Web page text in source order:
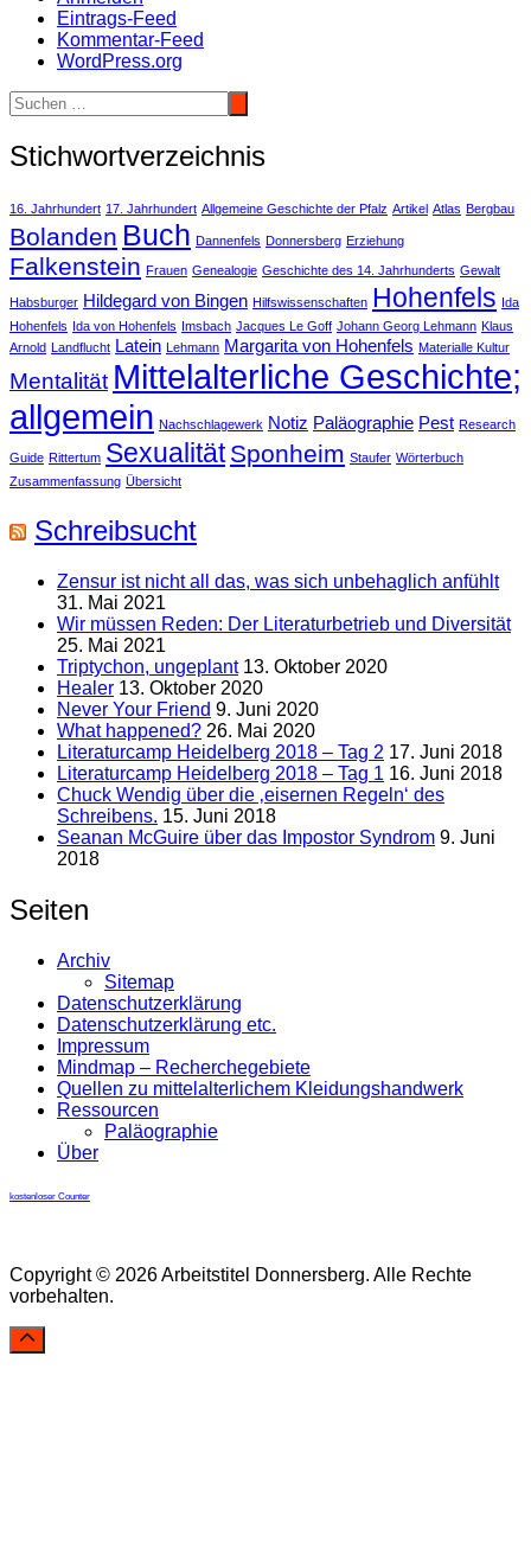
Eintrags-Feed
Kommentar-Feed
WordPress.org
Stichwortverzeichnis
16. Jahrhundert 17. Jahrhundert Allgemeine Geschichte der Pfalz Artikel Atlas Bergbau
Bolanden Buch Dannenfels Donnersberg Erziehung
Falkenstein Frauen Genealogie Geschichte des 14. Jahrhunderts Gewalt
Habsburger Hildegard von Bingen Hilfswissenschaften Hohenfels Ida
Hohenfels Ida von Hohenfels Imsbach Jacques Le Goff Johann Georg Lehmann Klaus
Arnold Landflucht Latein Lehmann Margarita von Hohenfels Materialle Kultur
Mentalität Mittelalterliche Geschichte;
allgemein Nachschlagewerk Notiz Paläographie Pest Research
Guide Rittertum Sexualität Sponheim Staufer Wörterbuch
Zusammenfassung Übersicht
Schreibsucht
Zensur ist nicht all das, was sich unbehaglich anfühlt
31. Mai 2021
Wir müssen Reden: Der Literaturbetrieb und Diversität
25. Mai 2021
Triptychon, ungeplant 13. Oktober 2020
Healer 13. Oktober 2020
Never Your Friend 9. Juni 2020
What happened? 26. Mai 2020
Literaturcamp Heidelberg 2018 – Tag 2 17. Juni 2018
Literaturcamp Heidelberg 2018 – Tag 1 16. Juni 2018
Chuck Wendig über die ‚eisernen Regeln‘ des
Schreibens. 15. Juni 2018
Seanan McGuire über das Impostor Syndrom 9. Juni
2018
Seiten
Archiv
Sitemap
Datenschutzerklärung
Datenschutzerklärung etc.
Impressum
Mindmap – Recherchegebiete
Quellen zu mittelalterlichem Kleidungshandwerk
Ressourcen
Paläographie
Über
kostenloser Counter
Copyright © 2026 Arbeitstitel Donnersberg. Alle Rechte
vorbehalten.